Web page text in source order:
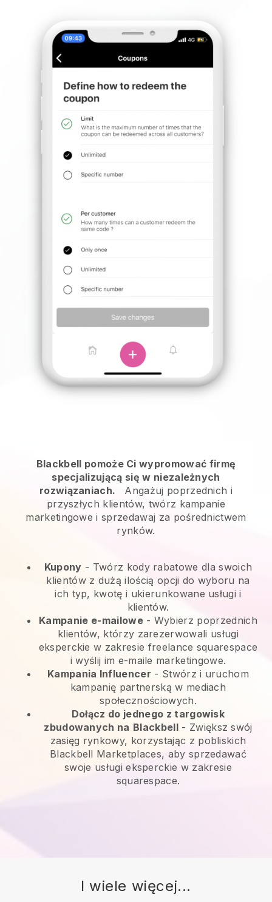
Blackbell pomoże Ci wypromować firmę
specjalizującą się w niezależnych
rozwiązaniach.
Angażuj poprzednich i
przyszłych klientów, twórz kampanie
marketingowe i sprzedawaj za pośrednictwem
rynków.
Kupony - Twórz kody rabatowe dla swoich
klientów z dużą ilością opcji do wyboru na
ich typ, kwotę i ukierunkowane usługi i
klientów.
Kampanie e-mailowe- Wybierz poprzednich
klientów, którzy zarezerwowali usługi
eksperckie w zakresie freelance squarespace
i wyślij im e-maile marketingowe.
Kampania Influencer - Stwórz i uruchom
kampanię partnerską w mediach
społecznościowych.
Dołącz do jednego z targowisk
zbudowanych na Blackbell- Zwiększ swój
zasięg rynkowy, korzystając z pobliskich
Blackbell Marketplaces, aby sprzedawać
swoje usługi eksperckie w zakresie
squarespace.
I wiele więcej...